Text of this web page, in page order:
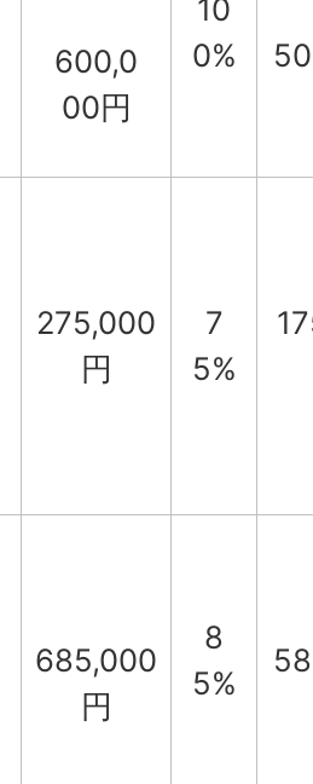
600,0
00円
10
0%
275,000
円
7
5%
685,000
円
8
5%